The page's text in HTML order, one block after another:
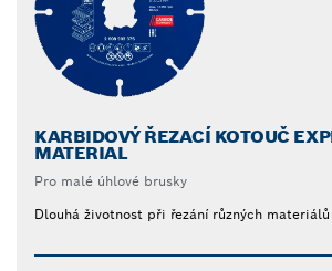
KARBIDOVÝ ŘEZACÍ KOTOUČ
MATERIAL
Pro malé úhlové brusky
Dlouhá životnost při řezání různých materiálů